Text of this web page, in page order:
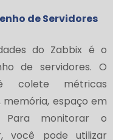
de Servidores
do Zabbix é o
de servidores. O
colete métricas
espaço em
monitorar o
você pode utilizar